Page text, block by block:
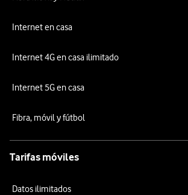
Internet en casa
Internet 4G en casa ilimitado
Internet 5G en casa
Fibra, móvil y fútbol
Tarifas móviles
Datos ilimitados